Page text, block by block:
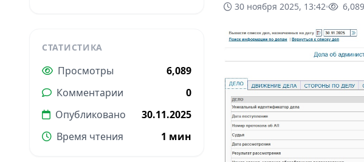
СТАТИСТИКА
Просмотры
6,089
Комментарии
0
Опубликовано
30.11.2025
Время чтения
1 мин
30 ноября 2025, 13:42 6,089